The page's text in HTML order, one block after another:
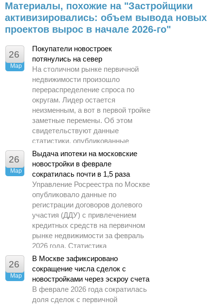
Материалы, похожие на "Застройщики
активизировались: объем вывода новых
проектов вырос в начале 2026-го"
26
Мар
Покупатели новостроек
потянулись на север
На столичном рынке первичной
недвижимости произошло
перераспределение спроса по
округам. Лидер остается
неизменным, а вот в первой тройке
заметные перемены. Об этом
свидетельствуют данные
статистики, опубликованные
Управлением Росреестра по
Москве.
26
Мар
Выдача ипотеки на московские
новостройки в феврале
сократилась почти в 1,5 раза
Управление Росреестра по Москве
опубликовало данные по
регистрации договоров долевого
участия (ДДУ) с привлечением
кредитных средств на первичном
рынке недвижимости за февраль
2026 года. Статистика
демонстрирует заметное
охлаждение спроса по сравнению
с предыдущими периодами.
26
Мар
В Москве зафиксировано
сокращение числа сделок с
новостройками через эскроу счета
В феврале 2026 года сократилась
доля сделок с первичной